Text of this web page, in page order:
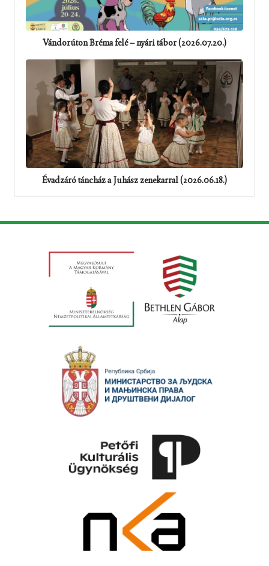
Vándorúton Bréma felé – nyári tábor (2026.07.20.)
Évadzáró táncház a Juhász zenekarral (2026.06.18.)